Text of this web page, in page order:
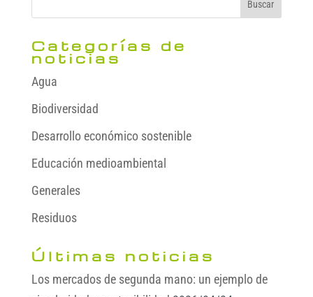
Categorías de
noticias
Agua
Biodiversidad
Desarrollo económico sostenible
Educación medioambiental
Generales
Residuos
Últimas noticias
Los mercados de segunda mano: un ejemplo de